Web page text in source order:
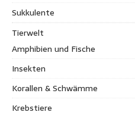
Sukkulente
Tierwelt
Amphibien und Fische
Insekten
Korallen & Schwämme
Krebstiere